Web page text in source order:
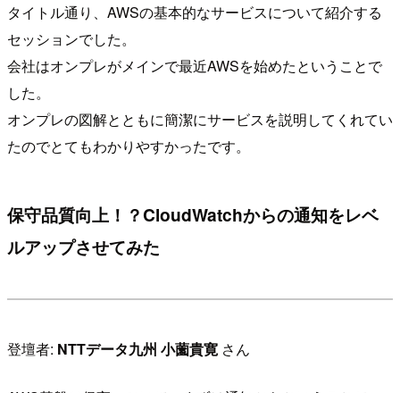
タイトル通り、AWSの基本的なサービスについて紹介する
セッションでした。
会社はオンプレがメインで最近AWSを始めたということで
した。
オンプレの図解とともに簡潔にサービスを説明してくれてい
たのでとてもわかりやすかったです。
保守品質向上！？CloudWatchからの通知をレベ
ルアップさせてみた
登壇者: NTTデータ九州 小薗貴寛 さん